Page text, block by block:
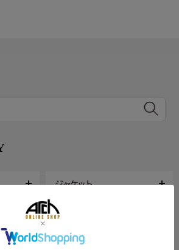
ジャケット
ボトムス
バッグ